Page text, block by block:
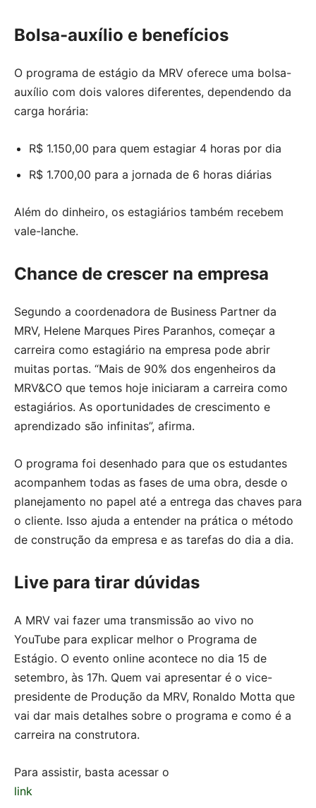
Bolsa-auxílio e benefícios
O programa de estágio da MRV oferece uma bolsa-
auxílio com dois valores diferentes, dependendo da
carga horária:
R$ 1.150,00 para quem estagiar 4 horas por dia
R$ 1.700,00 para a jornada de 6 horas diárias
Além do dinheiro, os estagiários também recebem
vale-lanche.
Chance de crescer na empresa
Segundo a coordenadora de Business Partner da
MRV, Helene Marques Pires Paranhos, começar a
carreira como estagiário na empresa pode abrir
muitas portas. “Mais de 90% dos engenheiros da
MRV&CO que temos hoje iniciaram a carreira como
estagiários. As oportunidades de crescimento e
aprendizado são infinitas”, afirma.
O programa foi desenhado para que os estudantes
acompanhem todas as fases de uma obra, desde o
planejamento no papel até a entrega das chaves para
o cliente. Isso ajuda a entender na prática o método
de construção da empresa e as tarefas do dia a dia.
Live para tirar dúvidas
A MRV vai fazer uma transmissão ao vivo no
YouTube para explicar melhor o Programa de
Estágio. O evento online acontece no dia 15 de
setembro, às 17h. Quem vai apresentar é o vice-
presidente de Produção da MRV, Ronaldo Motta que
vai dar mais detalhes sobre o programa e como é a
carreira na construtora.
Para assistir, basta acessar o
link